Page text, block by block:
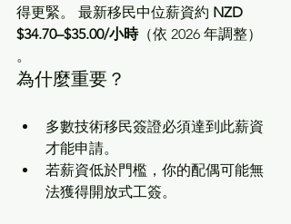
得更緊。 最新移民中位薪資約 NZD
$34.70–$35.00/小時（依 2026 年調整）
。
為什麼重要？
多數技術移民簽證必須達到此薪資
才能申請。
若薪資低於門檻，你的配偶可能無
法獲得開放式工簽。